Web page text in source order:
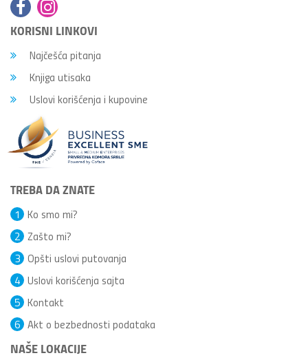
KORISNI LINKOVI
Najčešća pitanja
Knjiga utisaka
Uslovi korišćenja i kupovine
TREBA DA ZNATE
Ko smo mi?
1
Zašto mi?
2
Opšti uslovi putovanja
3
Uslovi korišćenja sajta
4
Kontakt
5
Akt o bezbednosti podataka
6
NAŠE LOKACIJE